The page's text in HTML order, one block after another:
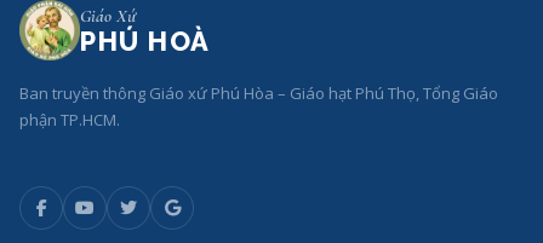
Giáo Xứ
PHÚ HOÀ
Ban truyền thông Giáo xứ Phú Hòa – Giáo hạt Phú Thọ, Tổng Giáo
phận TP.HCM.